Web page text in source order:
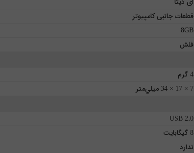
قطعات جانبی کامپیوتر
8GB
فلش
4 گرم
7 × 17 × 34 ميلي‌متر
USB 2.0
8 گیگابایت
ندارد